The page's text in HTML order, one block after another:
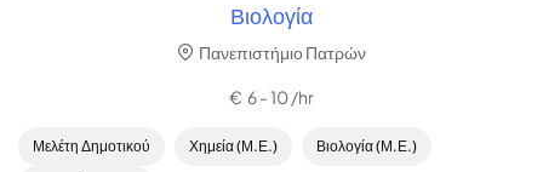
Βιολογία
Πανεπιστήμιο Πατρών
€ 6 - 10 /hr
Μελέτη Δημοτικού Χημεία (Μ.Ε.) Βιολογία (Μ.Ε.)